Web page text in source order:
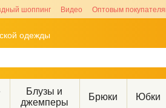
шоппинг Видео Оптовым
одежды
Блузы и
джемперы
Брюки Юбки